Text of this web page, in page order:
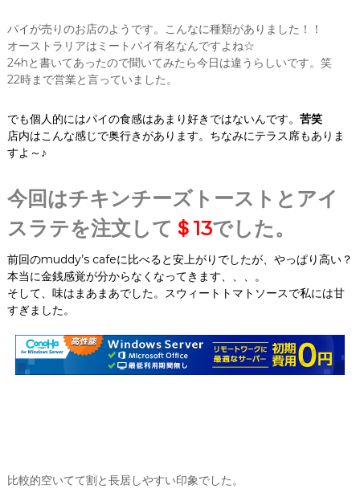
パイが売りのお店のようです。こんなに種類がありました！！
オーストラリアはミートパイ有名なんですよね☆
24hと書いてあったので聞いてみたら今日は違うらしいです。笑
22時まで営業と言っていました。
でも個人的にはパイの食感はあまり好きではないんです。 苦笑
店内はこんな感じで奥行きがあります。ちなみにテラス席もありま
すよ～♪
今回はチキンチーズトーストとアイ
スラテを注文して ＄13でした。
前回のmuddy’s cafeに比べると安上がりでしたが、やっぱり高い？
本当に金銭感覚が分からなくなってきます、、、。
そして、味はまあまあでした。スウィートトマトソースで私には甘
すぎました。
比較的空いてて割と長居しやすい印象でした。